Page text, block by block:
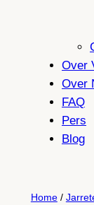
Over
Over
FAQ
Pers
Blog
Home/